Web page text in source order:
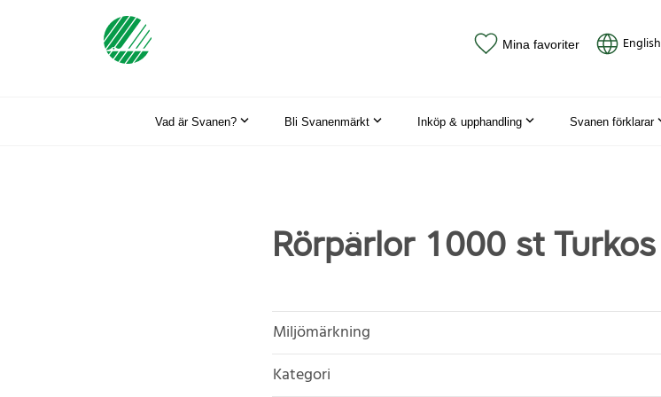
Mina favoriter English
Vad är Svanen? Bli Svanenmärkt Inköp & upphandling Svanen förklarar
Rörpärlor 1000 st Turkos
Miljömärkning
Kategori